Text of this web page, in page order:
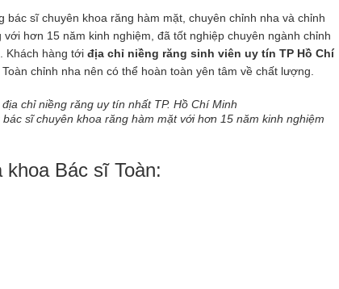
bác sĩ chuyên khoa răng hàm mặt, chuyên chỉnh nha và chỉnh
hơn 15 năm kinh nghiệm, đã tốt nghiệp chuyên ngành chỉnh
Khách hàng tới địa chỉ niềng răng sinh viên uy tín TP Hồ Chí
chỉnh nha nên có thể hoàn toàn yên tâm về chất lượng.
sĩ chuyên khoa răng hàm mặt với hơn 15 năm kinh nghiệm
khoa Bác sĩ Toàn: